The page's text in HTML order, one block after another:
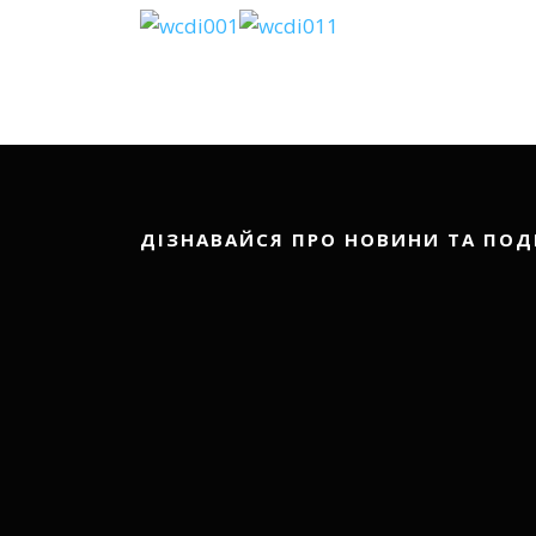
ДІЗНАВАЙСЯ ПРО НОВИНИ ТА